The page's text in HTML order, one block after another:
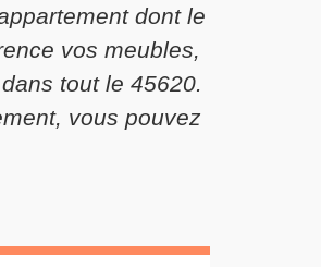
dont le
vos meubles,
tout le 45620.
vous pouvez